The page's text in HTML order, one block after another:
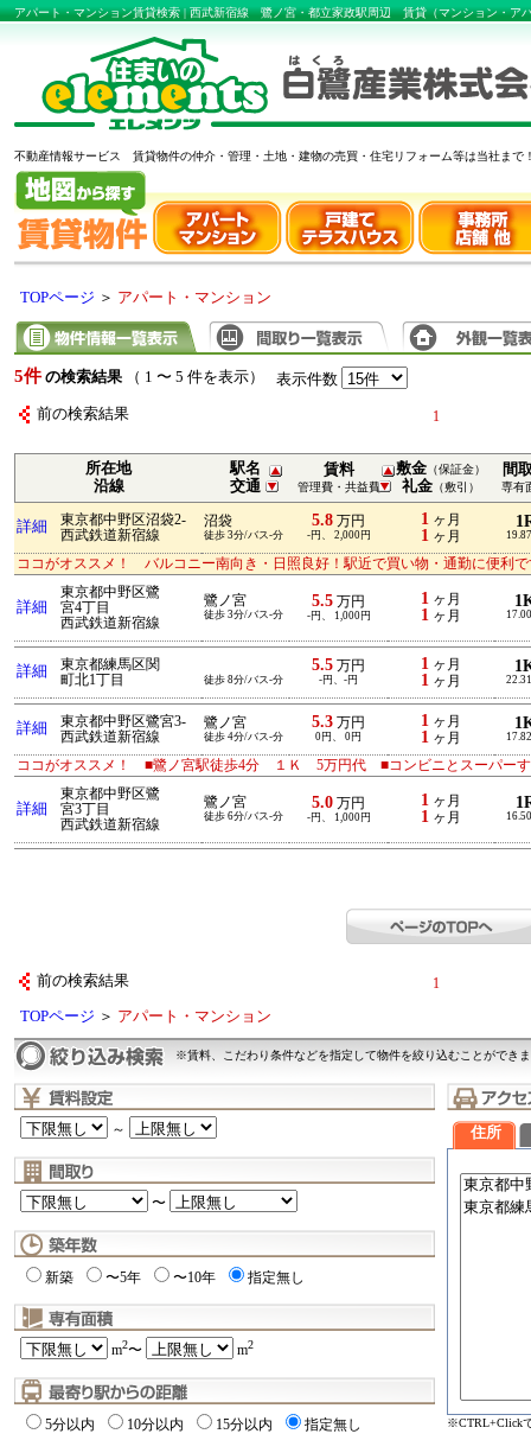
アパート・マンション賃貸検索 | 西武新宿線 鷺ノ宮・都立家政駅周辺 賃貸（マンション・ア
不動産情報サービス 賃貸物件の仲介・管理・土地・建物の売買・住宅リフォーム等は当社まで
TOPページ ＞ アパート・マンション
5件 の検索結果 （ 1 〜 5 件を表示） 表示件数
前の検索結果 1
所在地
沿線
駅名
交通
賃料
管理費・共益費
敷金 （保証金）
礼金 （敷引）
間
専有
詳細
東京都中野区沼袋2-
西武鉄道新宿線
沼袋
徒歩 3分/バス-分
5.8 万円
-円、 2,000円
1 ヶ月
1 ヶ月
ココがオススメ！ バルコニー南向き・日照良好！駅近で買い物・通勤に便利で
詳細
東京都中野区鷺
宮4丁目
西武鉄道新宿線
鷺ノ宮
徒歩 3分/バス-分
5.5 万円
-円、 1,000円
1 ヶ月
1 ヶ月
詳細
東京都練馬区関
町北1丁目
徒歩 8分/バス-分
5.5 万円
-円、-円
1 ヶ月
1 ヶ月
詳細
東京都中野区鷺宮3-
西武鉄道新宿線
鷺ノ宮
徒歩 4分/バス-分
5.3 万円
0円、 0円
1 ヶ月
1 ヶ月
ココがオススメ！ ■鷺ノ宮駅徒歩4分 １Ｋ 5万円代 ■コンビニとスーパーす
詳細
東京都中野区鷺
宮3丁目
西武鉄道新宿線
鷺ノ宮
徒歩 6分/バス-分
5.0 万円
-円、 1,000円
1 ヶ月
1 ヶ月
前の検索結果 1
TOPページ ＞ アパート・マンション
※賃料、こだわり条件などを指定して物件を絞り込むことができ
～
〜
新築 〜5年 〜10年 指定無し
m2〜 m2
5分以内 10分以内 15分以内 指定無し
住所
※CTRL+Click